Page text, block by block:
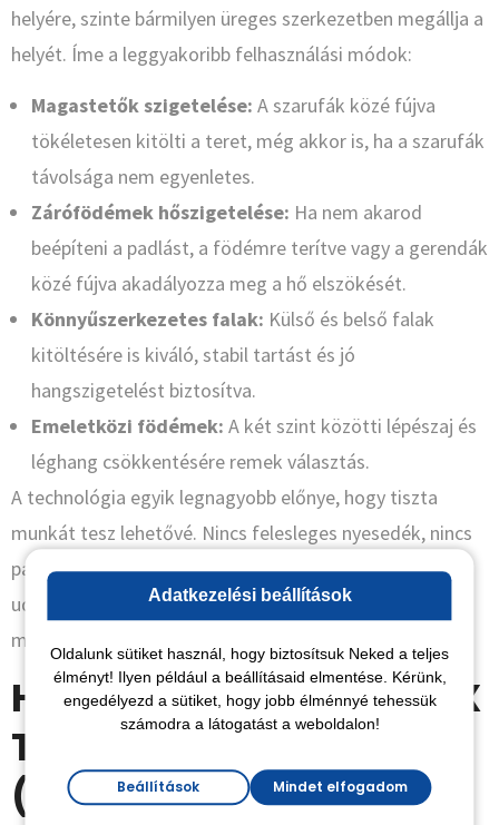
helyére, szinte bármilyen üreges szerkezetben megállja a
helyét. Íme a leggyakoribb felhasználási módok:
Magastetők szigetelése: A szarufák közé fújva
tökéletesen kitölti a teret, még akkor is, ha a szarufák
távolsága nem egyenletes.
Zárófödémek hőszigetelése: Ha nem akarod
beépíteni a padlást, a födémre terítve vagy a gerendák
közé fújva akadályozza meg a hő elszökését.
Könnyűszerkezetes falak: Külső és belső falak
kitöltésére is kiváló, stabil tartást és jó
hangszigetelést biztosítva.
Emeletközi födémek: A két szint közötti lépészaj és
léghang csökkentésére remek választás.
A technológia egyik legnagyobb előnye, hogy tiszta
munkát tesz lehetővé. Nincs felesleges nyesedék, nincs
pazarlás, és nem kell napokig kerülgetni a bálákat az
udvaron. A szakemberek csak egy tömlőt húznak be a
munkaterületre, és a gép mindent elvégez.
Hogyan történik a GUTEX
Thermofibre befújása?
(Lépésről lépésre)
Adatkezelési beállítások
Oldalunk sütiket használ, hogy biztosítsuk Neked a teljes
élményt! Ilyen például a beállításaid elmentése. Kérünk,
engedélyezd a sütiket, hogy jobb élménnyé tehessük
számodra a látogatást a weboldalon!
Beállítások Mindet elfogadom